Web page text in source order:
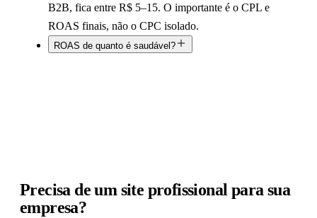
B2B, fica entre R$ 5–15. O importante é o CPL e
ROAS finais, não o CPC isolado.
ROAS de quanto é saudável?
Precisa de um site profissional para sua
empresa?